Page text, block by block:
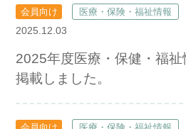
会員向け 医療・保険・福祉情報
2025.12.03
2025年度医療・保健・福
掲載しました。